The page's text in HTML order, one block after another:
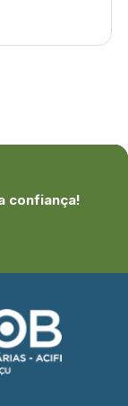
confiança!